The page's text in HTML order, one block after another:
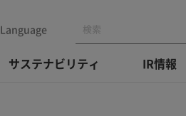
Language
サステナビリティ IR情報